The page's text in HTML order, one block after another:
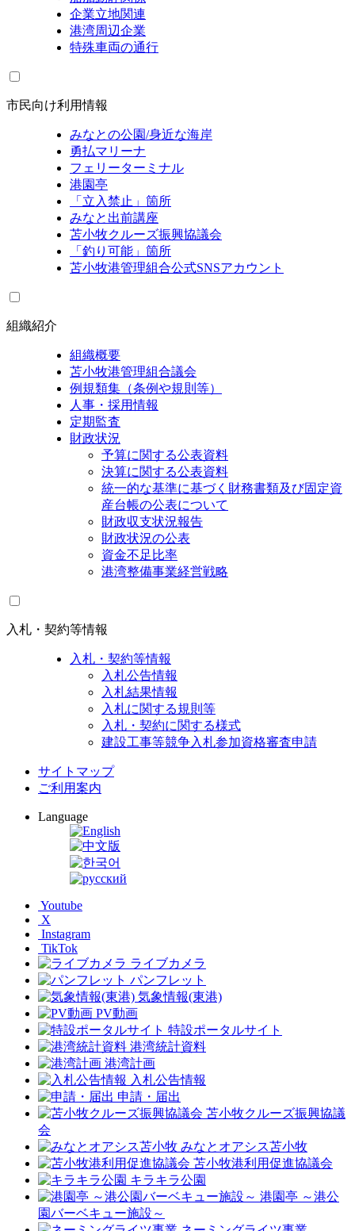
企業立地関連
港湾周辺企業
特殊車両の通行
市民向け利用情報
みなとの公園/身近な海岸
勇払マリーナ
フェリーターミナル
港園亭
「立入禁止」箇所
みなと出前講座
苫小牧クルーズ振興協議会
「釣り可能」箇所
苫小牧港管理組合公式SNSアカウント
組織紹介
組織概要
苫小牧港管理組合議会
例規類集（条例や規則等）
人事・採用情報
定期監査
財政状況
予算に関する公表資料
決算に関する公表資料
統一的な基準に基づく財務書類及び固定資
産台帳の公表について
財政収支状況報告
財政状況の公表
資金不足比率
港湾整備事業経営戦略
入札・契約等情報
入札・契約等情報
入札公告情報
入札結果情報
入札に関する規則等
入札・契約に関する様式
建設工事等競争入札参加資格審査申請
サイトマップ
ご利用案内
Language
Youtube
X
Instagram
TikTok
ライブカメラ
パンフレット
気象情報(東港)
PV動画
特設ポータルサイト
港湾統計資料
港湾計画
入札公告情報
申請・届出
苫小牧クルーズ振興協議
会
みなとオアシス苫小牧
苫小牧港利用促進協議会
キラキラ公園
港園亭 ～港公
園バーベキュー施設～